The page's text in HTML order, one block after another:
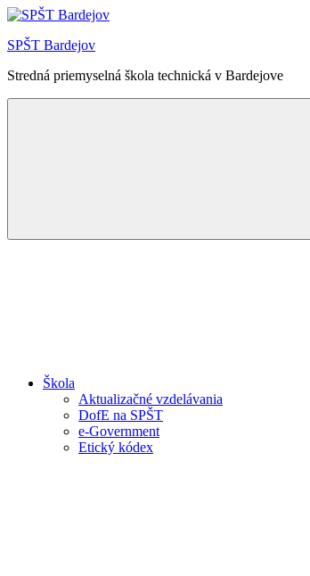
Skip
content
SPŠT Bardejov
Stredná priemyselná škola technická v Bardejove
Menu
Škola
Aktualizačné vzdelávania
DofE na SPŠT
e-Government
Etický kódex